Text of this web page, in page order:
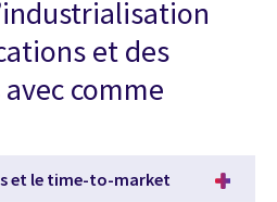
et des
comme
et le time-to-market